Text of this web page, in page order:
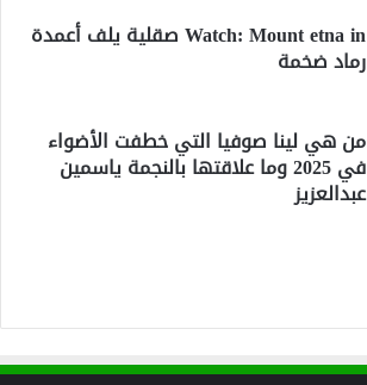
Watch: Mount etna in صقلية يلف أعمدة
رماد ضخمة
من هي لينا صوفيا التي خطفت الأضواء
في 2025 وما علاقتها بالنجمة ياسمين
عبدالعزيز